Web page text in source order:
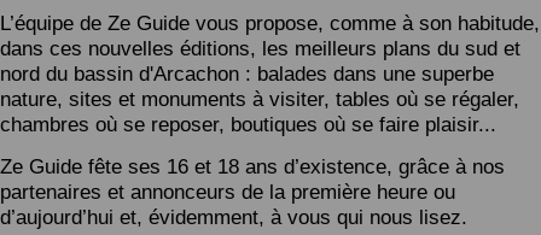
L’équipe de Ze Guide vous propose, comme à son habitude,
dans ces nouvelles éditions, les meilleurs plans du sud et
nord du bassin d'Arcachon : balades dans une superbe
nature, sites et monuments à visiter, tables où se régaler,
chambres où se reposer, boutiques où se faire plaisir...
Ze Guide fête ses 16 et 18 ans d’existence, grâce à nos
partenaires et annonceurs de la première heure ou
d’aujourd’hui et, évidemment, à vous qui nous lisez.